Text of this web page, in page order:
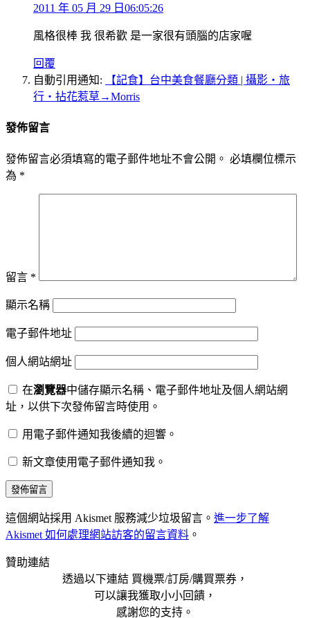
2011 年 05 月 29 日06:05:26
風格很棒 我 很希歡 是一家很有頭腦的店家喔
回覆
自動引用通知:
【記食】台中美食餐廳分類 | 攝影‧旅
行‧拈花惹草→Morris
發佈留言
發佈留言必須填寫的電子郵件地址不會公開。 必填欄位標示
為 *
留言 *
顯示名稱
電子郵件地址
個人網站網址
在瀏覽器中儲存顯示名稱、電子郵件地址及個人網站網
址，以供下次發佈留言時使用。
用電子郵件通知我後續的迴響。
新文章使用電子郵件通知我。
這個網站採用 Akismet 服務減少垃圾留言。 進一步了解
Akismet 如何處理網站訪客的留言資料 。
贊助連結
透過以下連結 買機票/訂房/購買票券，
可以讓我獲取小小回饋，
感謝您的支持。